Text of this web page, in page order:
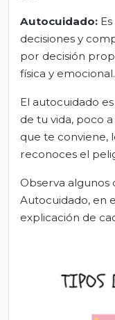
Autocuidado:
decisiones y
por decisión
física y emocional.
El autocuidado
de tu vida, poco
que te conviene,
reconoces el
Observa algunos
Autocuidado, en
explicación de